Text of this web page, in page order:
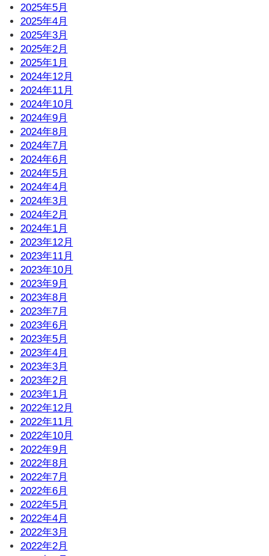
2025年5月
2025年4月
2025年3月
2025年2月
2025年1月
2024年12月
2024年11月
2024年10月
2024年9月
2024年8月
2024年7月
2024年6月
2024年5月
2024年4月
2024年3月
2024年2月
2024年1月
2023年12月
2023年11月
2023年10月
2023年9月
2023年8月
2023年7月
2023年6月
2023年5月
2023年4月
2023年3月
2023年2月
2023年1月
2022年12月
2022年11月
2022年10月
2022年9月
2022年8月
2022年7月
2022年6月
2022年5月
2022年4月
2022年3月
2022年2月